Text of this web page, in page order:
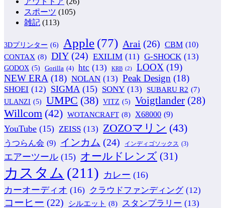
スポーツ (105)
雑記 (113)
3Dプリンター (6) Apple (77) Arai (26) CBM (10)
CONTAX (8) DIY (24) EXILIM (11) G-SHOCK (13)
GODOX (5) Gorilla (4) htc (13) KRB (2) LOOX (19)
NEW ERA (18) NOLAN (13) Peak Design (18)
SHOEI (12) SIGMA (15) SONY (13) SUBARU R2 (7)
ULANZI (5) UMPC (38) VITZ (5) Voigtlander (28)
Willcom (42) WOTANCRAFT (8) X68000 (9)
YouTube (15) ZEISS (13) ZOZOマリン (43)
うつらん会 (9) インカム (24) インディゴソックス (3)
エアーツール (15) オールドレンズ (31)
カスタム (211) カレー (16)
カーオーディオ (16) クラウドファンディング (12)
コーヒー (22) シルエット (8) スタンプラリー (13)